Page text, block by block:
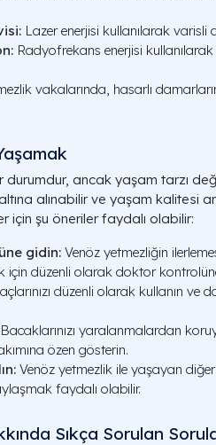
Lazer enerjisi kullanılarak varisli
Radyofrekans enerjisi
vakalarında, hasarlı
ancak yaşam tarzı
alınabilir ve yaşam kalitesi
için şu öneriler faydalı olabilir:
gidin: Venöz yetmezliğin
için düzenli olarak doktor
düzenli olarak kullanın ve
Bacaklarınızı yaralanmalardan
özen gösterin.
Venöz yetmezlik ile yaşayan
faydalı olabilir.
Sıkça Sorulan